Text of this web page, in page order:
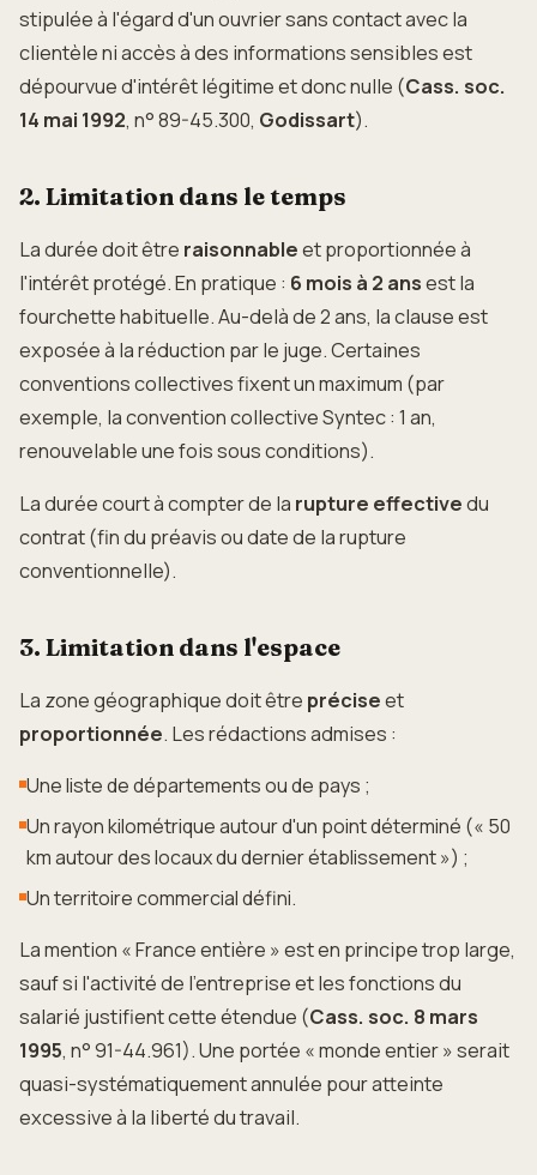
stipulée à l'égard d'un ouvrier sans contact avec la
clientèle ni accès à des informations sensibles est
dépourvue d'intérêt légitime et donc nulle (Cass. soc.
14 mai 1992, n° 89-45.300, Godissart).
2. Limitation dans le temps
La durée doit être raisonnableet proportionnée à
l'intérêt protégé. En pratique : 6 mois à 2 ansest la
fourchette habituelle. Au-delà de 2 ans, la clause est
exposée à la réduction par le juge. Certaines
conventions collectives fixent un maximum (par
exemple, la convention collective Syntec : 1 an,
renouvelable une fois sous conditions).
La durée court à compter de la rupture effectivedu
contrat (fin du préavis ou date de la rupture
conventionnelle).
3. Limitation dans l'espace
La zone géographique doit être préciseet
proportionnée. Les rédactions admises :
Une liste de départements ou de pays ;
Un rayon kilométrique autour d'un point déterminé (« 50
km autour des locaux du dernier établissement ») ;
Un territoire commercial défini.
La mention « France entière » est en principe trop large,
sauf si l'activité de l'entreprise et les fonctions du
salarié justifient cette étendue (Cass. soc. 8 mars
1995, n° 91-44.961). Une portée « monde entier » serait
quasi-systématiquement annulée pour atteinte
excessive à la liberté du travail.